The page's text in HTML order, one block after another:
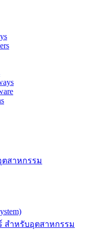
สาหกรรม
สำหรับอุตสาหกรรม